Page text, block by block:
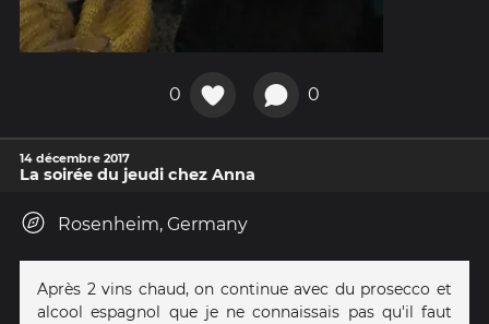
0 0
14 décembre 2017
La soirée du jeudi chez Anna
Rosenheim, Germany
Après 2 vins chaud, on continue avec du prosecco et
alcool espagnol que je ne connaissais pas qu'il faut